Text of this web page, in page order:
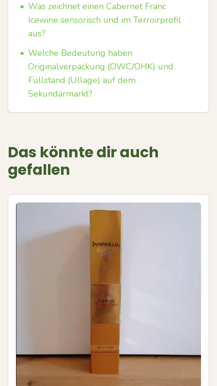
• Was zeichnet einen Cabernet Franc
Icewine sensorisch und im Terroirprofil
aus?
• Welche Bedeutung haben
Originalverpackung (OWC/OHK) und
Füllstand (Ullage) auf dem
Sekundärmarkt?
Das könnte dir auch
gefallen